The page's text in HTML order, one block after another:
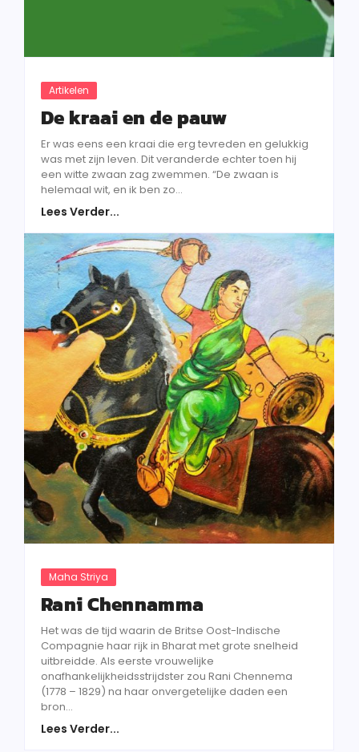
Artikelen
De kraai en de pauw
Er was eens een kraai die erg tevreden en gelukkig
was met zijn leven. Dit veranderde echter toen hij
een witte zwaan zag zwemmen. “De zwaan is
helemaal wit, en ik ben zo...
Lees Verder...
Maha Striya
Rani Chennamma
Het was de tijd waarin de Britse Oost-Indische
Compagnie haar rijk in Bharat met grote snelheid
uitbreidde. Als eerste vrouwelijke
onafhankelijkheidsstrijdster zou Rani Chennema
(1778 – 1829) na haar onvergetelijke daden een
bron...
Lees Verder...